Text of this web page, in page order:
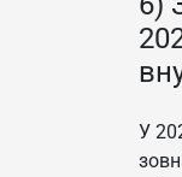
У